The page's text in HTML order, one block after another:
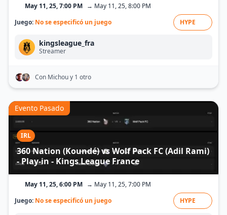
May 11, 25, 7:00 PM → May 11, 25, 8:00 PM
Juego: No se especificó un juego HYPE
kingsleague_fra
Streamer
Con Michouy 1 otro
IRL
360 Nation (Koundé) vs Wolf Pack FC (Adil Rami)
- Play-in - Kings League France
Evento Pasado
May 11, 25, 6:00 PM → May 11, 25, 7:00 PM
Juego: No se especificó un juego HYPE